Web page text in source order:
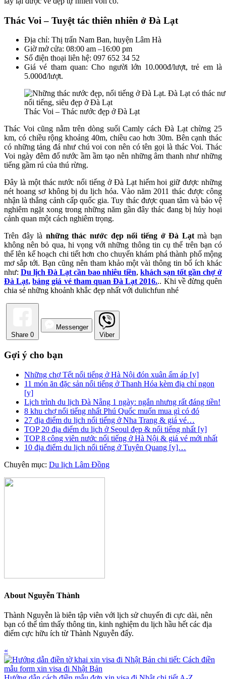
Thác Voi – Tuyệt tác thiên nhiên ở Đà Lạt
Địa chỉ: Thị trấn Nam Ban, huyện Lâm Hà
Giờ mở cửa: 08:00 am –16:00 pm
Số điện thoại liên hệ: 097 652 34 52
Giá vé tham quan: Cho người lớn 10.000đ/lượt, trẻ em là
5.000đ/lượt.
Thác Voi – Thác nước đẹp ở Đà Lạt
Thác Voi cũng nằm trên dòng suối Camly cách Đà Lạt chừng 25
km, có chiều rộng khoảng 40m, chiều cao hơn 30m. Bên cạnh thác
có những tảng đá như chú voi con nên có tên gọi là thác Voi. Thác
Voi ngày đêm đổ nước ầm ầm tạo nên những âm thanh như những
tiếng gầm rú của thú rừng.
Đây là một thác nước nổi tiếng ở Đà Lạt hiếm hoi giữ được những
nét hoang sơ không bị du lịch hóa. Vào năm 2011 thác được công
nhận là thắng cảnh cấp quốc gia. Tuy thác được quan tâm và bảo vệ
nghiêm ngặt xong trong những năm gần đây thác đang bị hủy hoại
cảnh quan một cách nghiêm trọng.
Trên đây là những thác nước đẹp nổi tiếng ở Đà Lạtmà bạn
không nên bỏ qua, hi vọng với những thông tin cụ thể trên bạn có
thể lên kế hoạch chi tiết hơn cho chuyến khám phá thành phố mộng
mơ sắp tới. Bạn cũng nên tham khảo một vài thông tin bổ ích khác
như: Du lịch Đà Lạt cần bao nhiêu tiền, khách sạn tốt gần chợ ở
Đà Lạt, bảng giá vé tham quan Đà Lạt 2016... Khi về đừng quên
chia sẻ những khoảnh khắc đẹp nhất với dulichfun nhé
Share 0
Messenger
Viber
Gợi ý cho bạn
Những chợ Tết nổi tiếng ở Hà Nội đón xuân ấm áp [y]
11 món ăn đặc sản nổi tiếng ở Thanh Hóa kèm địa chỉ ngon
[y]
Lịch trình du lịch Đà Nẵng 1 ngày: ngắn nhưng rất đáng tiền!
8 khu chợ nổi tiếng nhất Phú Quốc muốn mua gì có đó
27 địa điểm du lịch nổi tiếng ở Nha Trang & giá vé…
TOP 20 địa điểm du lịch ở Seoul đẹp & nổi tiếng nhất [y]
TOP 8 công viên nước nổi tiếng ở Hà Nội & giá vé mới nhất
10 địa điểm du lịch nổi tiếng ở Tuyên Quang [y]…
Chuyên mục: Du lịch Lâm Đồng
About Nguyễn Thành
Thành Nguyễn là biên tập viên với lịch sử chuyến đi cực dài, nên
bạn có thể tìm thấy thông tin, kinh nghiệm du lịch hầu hết các địa
điểm cực hữu ích từ Thành Nguyễn đấy.
Previous
Post:
«